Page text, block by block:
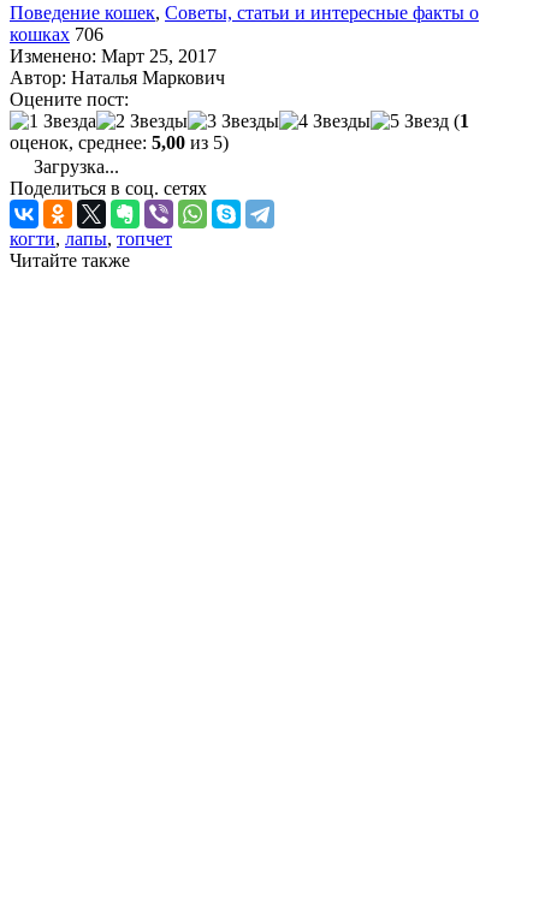
Поведение кошек, Советы, статьи и интересные факты о
кошках 706
Изменено: Март 25, 2017
Автор: Наталья Маркович
Оцените пост:
(1
оценок, среднее: 5,00 из 5)
Загрузка...
Поделиться в соц. сетях
когти, лапы, топчет
Читайте также